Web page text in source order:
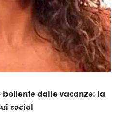
bollente dalle vacanze: la
social